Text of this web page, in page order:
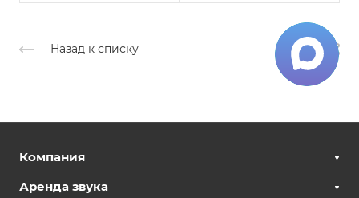
Назад к списку
Компания
Аренда звука